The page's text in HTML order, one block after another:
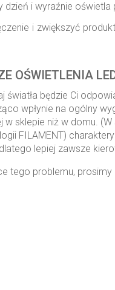
dzień i wyraźnie
i zwiększyć
OŚWIETLENIA
będzie Ci
wpłynie na ogólny
w sklepie niż w domu.
FILAMENT)
lepiej zawsze
tego problemu,